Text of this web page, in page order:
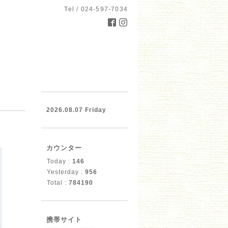
Tel / 024-597-7034
2026.08.07 Friday
カウンター
Today : 146
Yesterday : 956
Total : 784190
携帯サイト